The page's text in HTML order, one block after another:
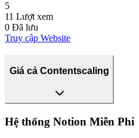
5
11 Lượt xem
0 Đã lưu
Truy cập Website
Giá cả Contentscaling
Hệ thống Notion Miễn Phí